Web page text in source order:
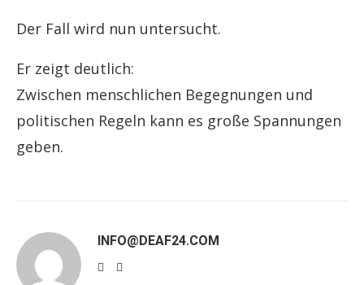
Der Fall wird nun untersucht.
Er zeigt deutlich:
Zwischen menschlichen Begegnungen und
politischen Regeln kann es große Spannungen
geben.
INFO@DEAF24.COM